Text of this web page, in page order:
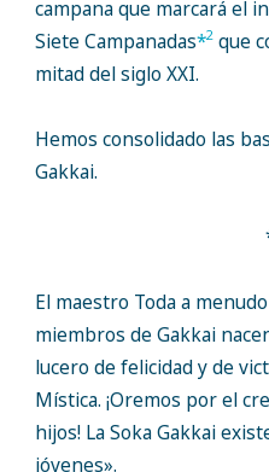
campana que marcará el
Siete Campanadas*2que
mitad del siglo XXI.
Hemos consolidado las
Gakkai.
El maestro Toda a
miembros de Gakkai
lucero de felicidad y de
Mística. ¡Oremos por el
hijos! La Soka Gakkai
jóvenes».